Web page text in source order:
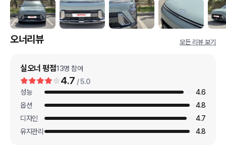
오너리뷰 모든 리뷰 보기
실오너 평점13명 참여
4.7 / 5.0
성능
4.6
옵션
4.8
디자인
4.7
유지관리
4.8